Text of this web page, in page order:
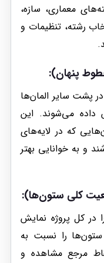
معماری، سازه،
رشته، تنظیمات و
:
پشت سایر المان‌ها
داده می‌شوند. این
که در لایه‌های
و به خوانایی بهتر
در کل پروژه نمایش
را نسبت به
مرجع مشاهده و